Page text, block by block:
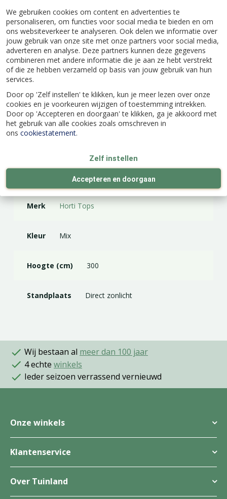
We gebruiken cookies om content en advertenties te
personaliseren, om functies voor social media te bieden en om
ons websiteverkeer te analyseren. Ook delen we informatie over
jouw gebruik van onze site met onze partners voor social media,
adverteren en analyse. Deze partners kunnen deze gegevens
combineren met andere informatie die je aan ze hebt verstrekt
of die ze hebben verzameld op basis van jouw gebruik van hun
services.
Door op 'Zelf instellen' te klikken, kun je meer lezen over onze
cookies en je voorkeuren wijzigen of toestemming intrekken.
Door op 'Accepteren en doorgaan' te klikken, ga je akkoord met
het gebruik van alle cookies zoals omschreven in
ons cookiestatement.
Zelf instellen
Accepteren en doorgaan
Bloeitijd: juli - oktober
Eénjarig
Inhoud: ca. 3 gram
Specificaties
Latijnse naam Tropaeolum majus
Merk Horti Tops
Kleur Mix
Hoogte (cm) 300
Standplaats Direct zonlicht
Wij bestaan al meer dan 100 jaar
4 echte winkels
Ieder seizoen verrassend vernieuwd
Onze winkels
Klantenservice
Over Tuinland